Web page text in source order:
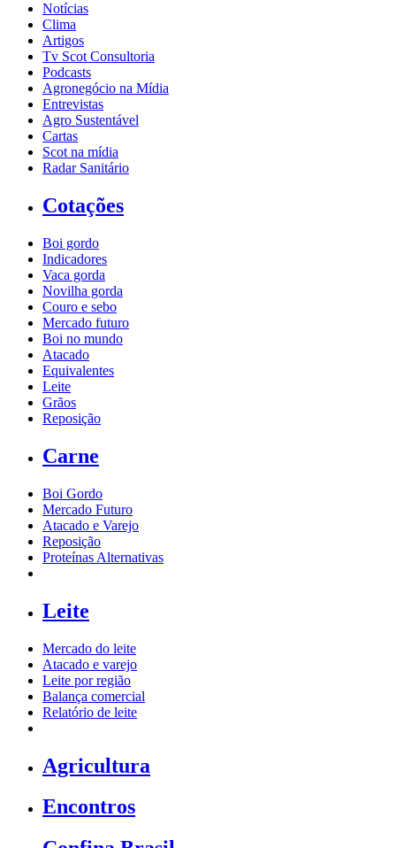
Notícias
Clima
Artigos
Tv Scot Consultoria
Podcasts
Agronegócio na Mídia
Entrevistas
Agro Sustentável
Cartas
Scot na mídia
Radar Sanitário
Cotações
Boi gordo
Indicadores
Vaca gorda
Novilha gorda
Couro e sebo
Mercado futuro
Boi no mundo
Atacado
Equivalentes
Leite
Grãos
Reposição
Carne
Boi Gordo
Mercado Futuro
Atacado e Varejo
Reposição
Proteínas Alternativas
Leite
Mercado do leite
Atacado e varejo
Leite por região
Balança comercial
Relatório de leite
Agricultura
Encontros